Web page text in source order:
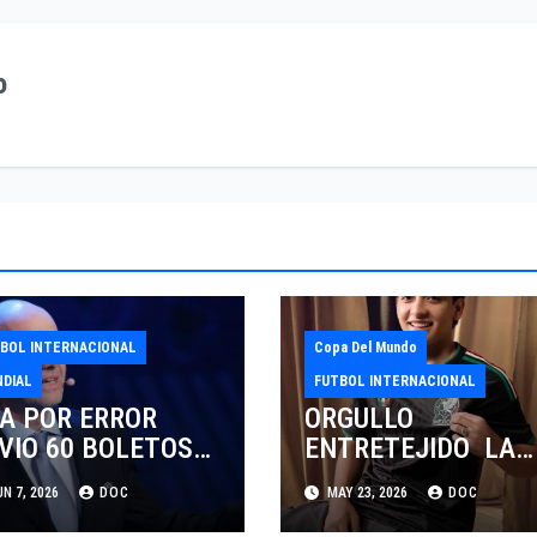
INTERNACIONAL
POR ERROR
60 BOLETOS
Y AHORA
COBRO.
7, 2026 DOC
Copa Del Mundo
FUTBOL INTERNACIONAL
ORGULLO
ENTRETEJIDO LA
NUEVA” TERCERA
PLAYERA DE
MAY 23, 2026 DOC